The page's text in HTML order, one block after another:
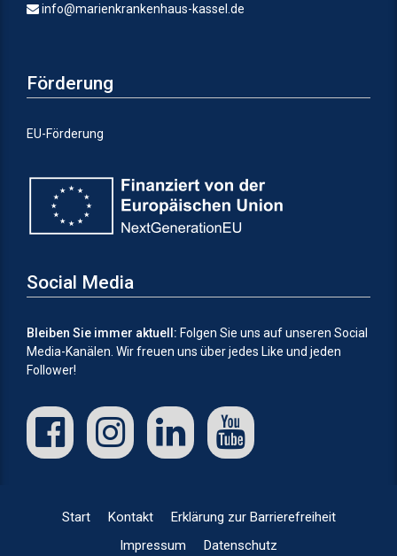
info@marienkrankenhaus-kassel.de
Förderung
EU-Förderung
Social Media
Bleiben Sie immer aktuell: Folgen Sie uns auf unseren Social
Media-Kanälen. Wir freuen uns über jedes Like und jeden
Follower!
Start Kontakt
Erklärung zur Barrierefreiheit
Impressum
Datenschutz